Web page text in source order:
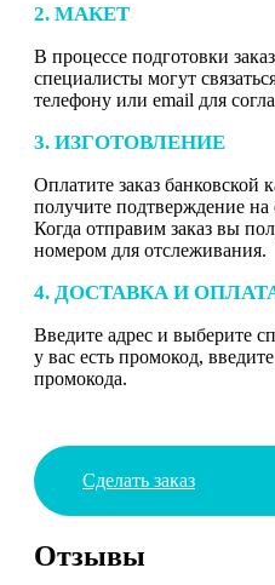
2. МАКЕТ
В процессе подготовки
специалисты могут
телефону или email для
3. ИЗГОТОВЛЕНИЕ
Оплатите заказ банковской
получите подтверждение на
Когда отправим заказ вы
номером для отслеживания.
4. ДОСТАВКА И
Введите адрес и выберите
у вас есть промокод,
промокода.
Сделать заказ
Отзывы